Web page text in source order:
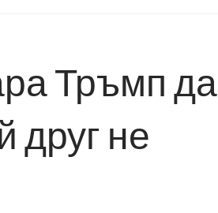
Тръмп да
друг не